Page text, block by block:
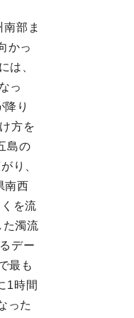
部ま
かっ
は、
っ
り
方を
島の
り、
南西
を流
濁流
デー
最も
1時間
った